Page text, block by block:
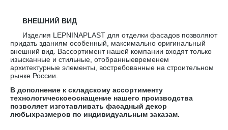
ВНЕШНИЙ ВИД
Изделия LEPNINAPLAST для отделки фасадов позволяют
придать зданиям особенный, максимально оригинальный
внешний вид. Вассортимент нашей компании входят только
изысканные и стильные, отобранныевременем
архитектурные элементы, востребованные на строительном
рынке России.
В дополнение к складскому ассортименту
технологическоеоснащение нашего производства
позволяет изготавливать фасадный декор
любыхразмеров по индивидуальным заказам.